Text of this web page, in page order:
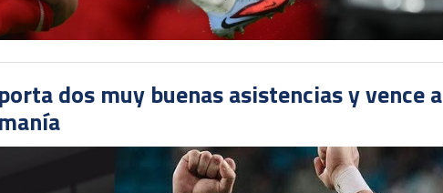
dos muy buenas asistencias y vence a